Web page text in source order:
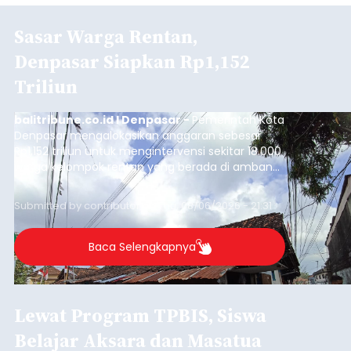
Sasar Warga Rentan,
Denpasar Siapkan Rp1,152
Triliun
balitribune.co.id I Denpasar - Pemerintah Kota
Denpasar mengalokasikan anggaran sebesar
Rp1,152 triliun untuk mengintervensi sekitar 18.000
warga kelompok rentan yang berada di ambang
garis kemiskinan. Langkah strategis ini diambil
guna menjaga masyarakat yang berada pada
kelompok desil 5 dan 6 tersebut agar tidak
merosot ke kategori miskin.
Submitted by contributor Thu, 08/06/2026 - 21:31
Baca Selengkapnya
Lewat Program TPBIS, Siswa
Belajar Aksara dan Masatua